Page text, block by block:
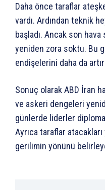
Daha önce taraflar
vardı. Ardından teknik
başladı. Ancak son hava
yeniden zora soktu. Bu
endişelerini daha da
Sonuç olarak ABD İran
ve askeri dengeleri
günlerde liderler
Ayrıca taraflar atacakları
gerilimin yönünü